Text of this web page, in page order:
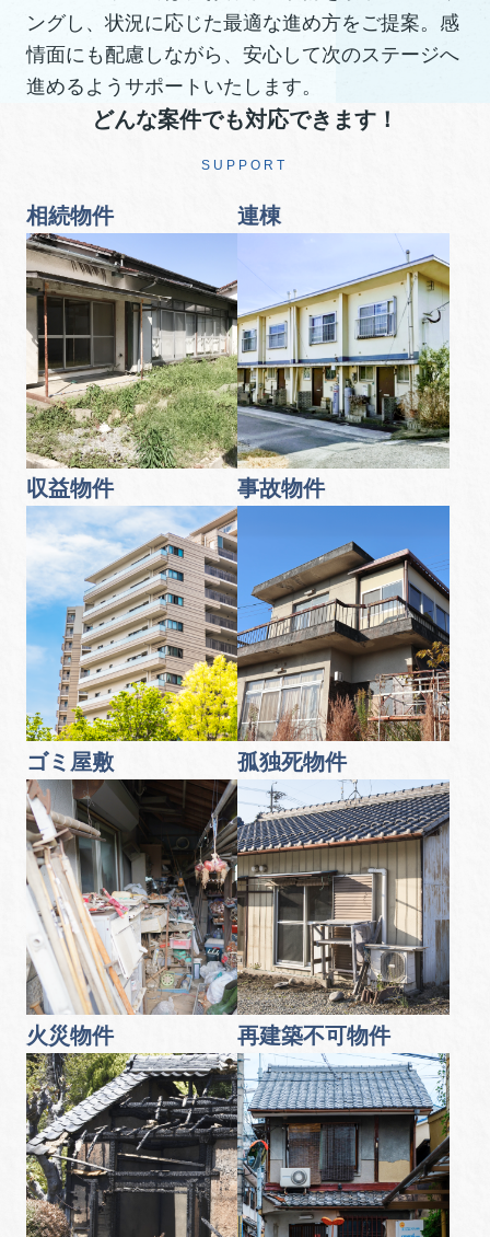
ングし、状況に応じた最適な進め方をご提案。感
情面にも配慮しながら、安心して次のステージへ
進めるようサポートいたします。
どんな案件でも対応できます！
SUPPORT
相続物件 連棟
収益物件 事故物件
ゴミ屋敷 孤独死物件
火災物件 再建築不可物件